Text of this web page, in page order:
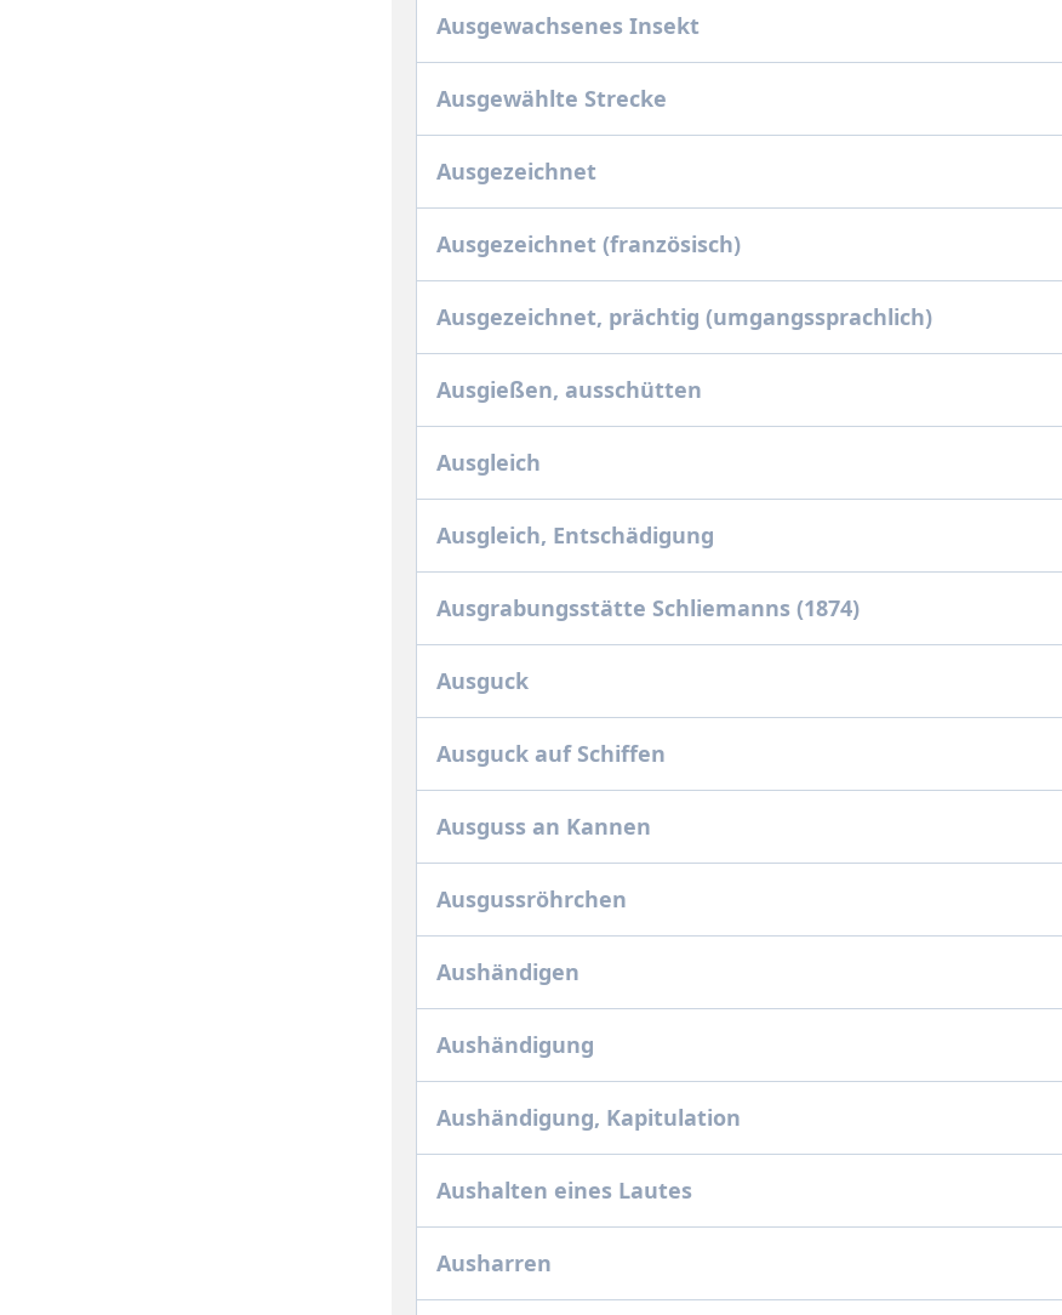
Ausgewachsenes Insekt
Ausgewählte Strecke
Ausgezeichnet
Ausgezeichnet (französisch)
Ausgezeichnet, prächtig (umgangssprachlich)
Ausgießen, ausschütten
Ausgleich
Ausgleich, Entschädigung
Ausgrabungsstätte Schliemanns (1874)
Ausguck
Ausguck auf Schiffen
Ausguss an Kannen
Ausgussröhrchen
Aushändigen
Aushändigung
Aushändigung, Kapitulation
Aushalten eines Lautes
Ausharren